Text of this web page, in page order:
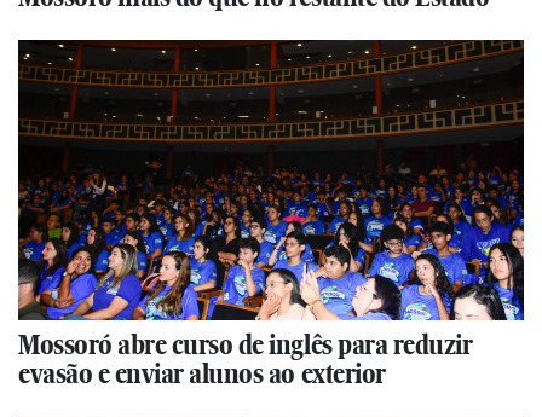
Mossoró abre curso de inglês para reduzir
evasão e enviar alunos ao exterior